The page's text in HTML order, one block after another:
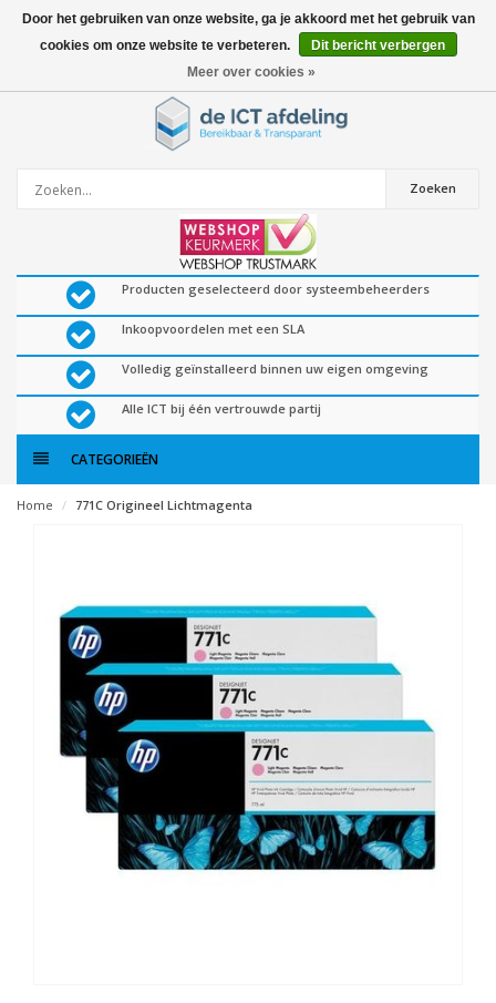
0artikelen
Zoeken
Producten geselecteerd door systeembeheerders
Inkoopvoordelen met een SLA
Volledig geïnstalleerd binnen uw eigen omgeving
Alle ICT bij één vertrouwde partij
CATEGORIEËN
Home 771C Origineel Lichtmagenta
Door het gebruiken van onze website, ga je akkoord met het gebruik van
cookies om onze website te verbeteren.
Dit bericht verbergen
Meer over cookies »